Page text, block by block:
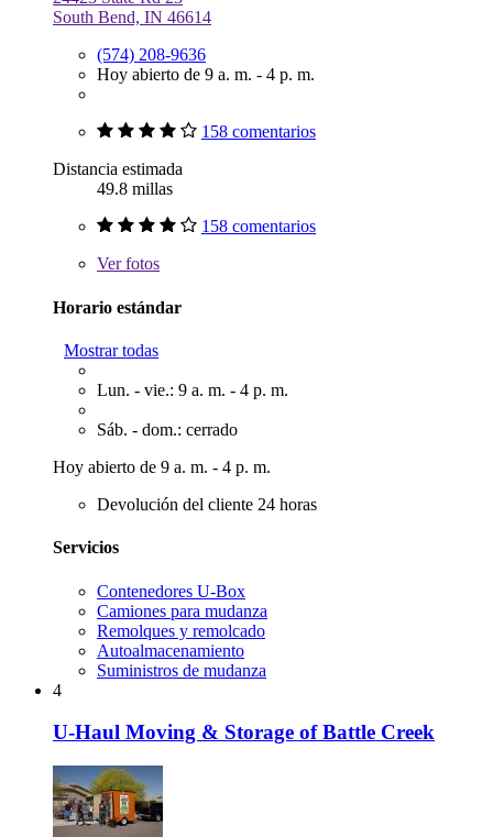
South Bend, IN 46614
(574) 208-9636
Hoy abierto de 9 a. m. - 4 p. m.
158 comentarios
Distancia estimada
49.8 millas
158 comentarios
Verfotos
Horario estándar
Mostrar todas
Lun. - vie.: 9 a. m. - 4 p. m.
Sáb. - dom.: cerrado
Hoy abierto de 9 a. m. - 4 p. m.
Devolución del cliente 24 horas
Servicios
Contenedores U-Box
Camiones para mudanza
Remolques y remolcado
Autoalmacenamiento
Suministros de mudanza
4
U-Haul Moving & Storage of Battle Creek